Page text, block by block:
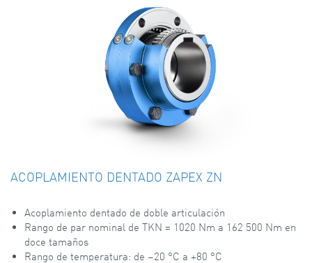
ACOPLAMIENTO DENTADO ZAPEX ZN
Acoplamiento dentado de doble articulación
Rango de par nominal de TKN = 1020 Nm a 162 500 Nm en
doce tamaños
Rango de temperatura: de –20 °C a +80 °C